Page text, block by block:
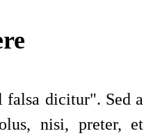
falsa dicitur". Sed a
, nisi, preter, et